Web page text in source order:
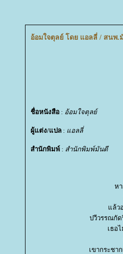
อ้อมใจตุลย์ โดย แอลลี่ / สนพ.
ชื่อหนังสือ : อ้อมใจตุลย์
ผู้แต่ง/แปล : อลลี่
สำนักพิมพ์ : สำนักพิมพ์มันดี
ห
ล้วอ
ปวีวรรณกัด
เธอ
เขากระชา